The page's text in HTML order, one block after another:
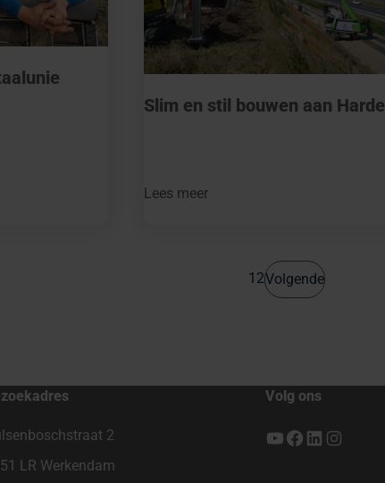
Slim en stil bouwen aan
Lees meer
1 2Volgende
2
LR Werkendam
Volg ons
YouTube
Facebook
LinkedInInstagram